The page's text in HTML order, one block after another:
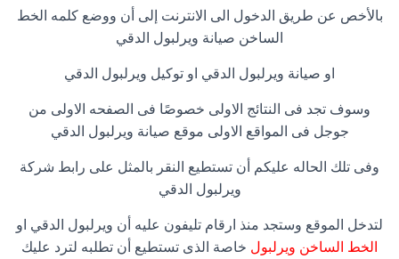
بالأخص عن طريق الدخول الى الانترنت إلى أن ووضع كلمه الخط
الساخن صيانة ويرلبول الدقي
او صيانة ويرلبول الدقي او توكيل ويرلبول الدقي
وسوف تجد فى النتائج الاولى خصوصًا فى الصفحه الاولى من
جوجل فى المواقع الاولى موقع صيانة ويرلبول الدقي
وفى تلك الحاله عليكم أن تستطيع النقر بالمثل على رابط شركة
ويرلبول الدقي
لتدخل الموقع وستجد منذ ارقام تليفون عليه أن ويرلبول الدقي او
الخط الساخن ويرلبول خاصة الذى تستطيع أن تطلبه لترد عليك